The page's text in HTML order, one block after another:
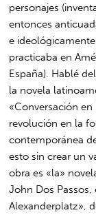
personajes
entonces
e
practicaba en
España). Hablé
la novela
«Conversación
revolución en la
contemporánea
esto sin crear un
obra es «la»
John Dos Passos,
Alexanderplatz»,